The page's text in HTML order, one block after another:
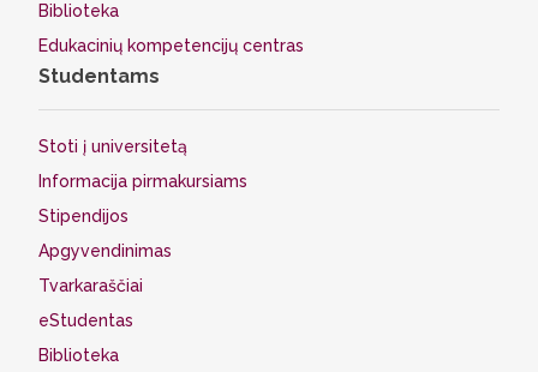
Biblioteka
Edukacinių kompetencijų centras
Studentams
Stoti į universitetą
Informacija pirmakursiams
Stipendijos
Apgyvendinimas
Tvarkaraščiai
eStudentas
Biblioteka